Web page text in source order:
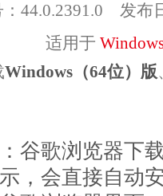
：44.0.2391.0 发布
适用于
Windows（64位）版
谷歌浏览器下
，会直接自动